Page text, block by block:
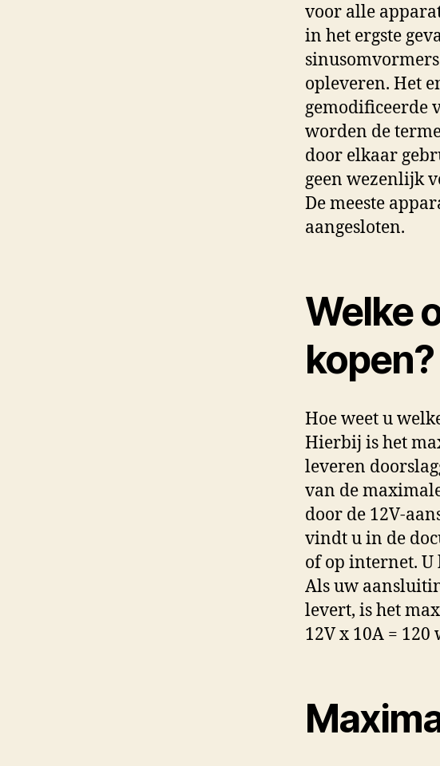
voor alle
in het ergste
opleveren. Het
gemodificeerde
worden de
door elkaar
geen wezenlijk
De meeste
aangesloten.
Welke
kopen?
Hoe weet u
Hierbij is het
leveren
van de
door de 12V-
vindt u in de
of op internet.
Als uw
levert, is het
12V x 10A = 120